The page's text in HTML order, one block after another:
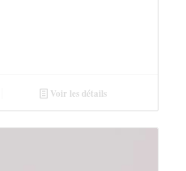
Voir les détails